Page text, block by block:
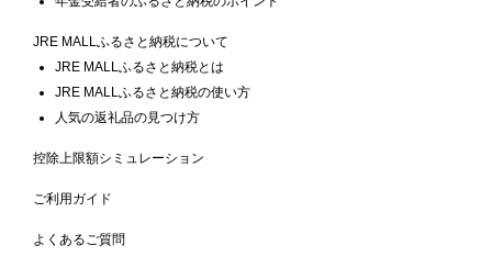
JRE MALLふるさと納税について
JRE MALLふるさと納税とは
JRE MALLふるさと納税の使い方
人気の返礼品の見つけ方
控除上限額シミュレーション
ご利用ガイド
よくあるご質問